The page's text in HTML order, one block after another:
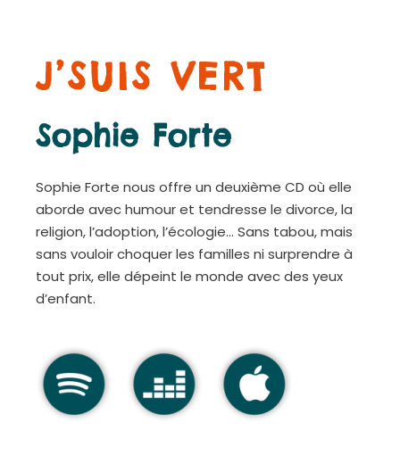
J’SUIS VERT
Sophie Forte
Sophie Forte nous offre un deuxième CD où elle
aborde avec humour et tendresse le divorce, la
religion, l’adoption, l’écologie… Sans tabou, mais
sans vouloir choquer les familles ni surprendre à
tout prix, elle dépeint le monde avec des yeux
d’enfant.